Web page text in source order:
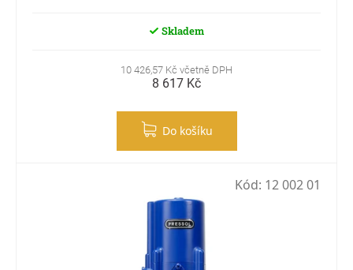
Skladem
10 426,57 Kč včetně DPH
8 617 Kč
Do košíku
Kód: 12 002 01